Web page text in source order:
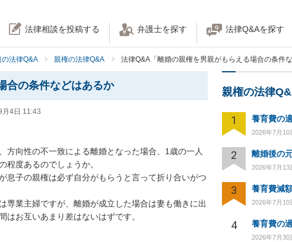
法律相談を投稿する 弁護士を探す 法律Q&Aを探す
法律Q&A 親権の法律Q&A 法律Q&A「離婚の親権を男親がもらえる場合の条件な
合の条件などはあるか
月4日 11:43
方向性の不一致による離婚となった場合、1歳の一人
程度あるのでしょうか。
息子の親権は必ず自分がもらうと言って折り合いがつ
専業主婦ですが、離婚が成立した場合は妻も働きに出
はお互いあまり差はないはずです。
親権の法律
1 養育費の
2026年7月10
2
2026年7月13
3
2026年7月10
4
2026年7月30